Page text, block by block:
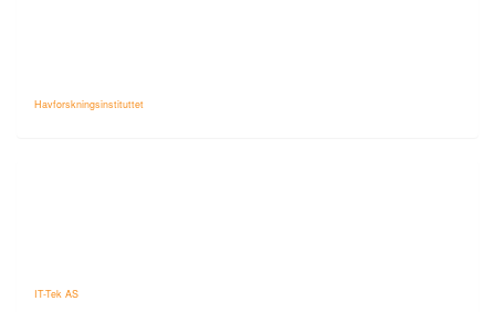
Havforskningsinstituttet
IT-Tek AS